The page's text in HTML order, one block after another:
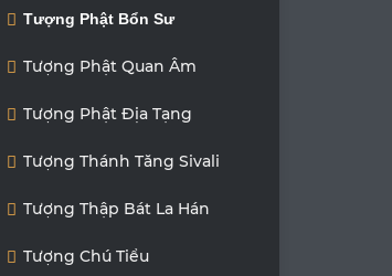
Tượng Phật Bổn Sư
Tượng Phật Quan Âm
Tượng Phật Địa Tạng
Tượng Thánh Tăng Sivali
Tượng Thập Bát La Hán
Tượng Chú Tiểu